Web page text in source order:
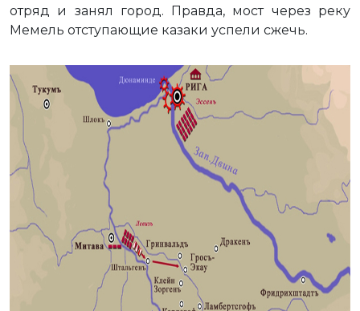
отряд и занял город. Правда, мост через реку
Мемель отступающие казаки успели сжечь.